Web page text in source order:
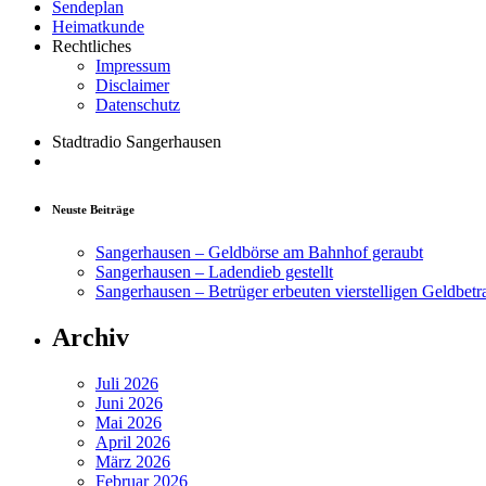
Sendeplan
Heimatkunde
Rechtliches
Impressum
Disclaimer
Datenschutz
Stadtradio Sangerhausen
Neuste Beiträge
Sangerhausen – Geldbörse am Bahnhof geraubt
Sangerhausen – Ladendieb gestellt
Sangerhausen – Betrüger erbeuten vierstelligen
Archiv
Juli 2026
Juni 2026
Mai 2026
April 2026
März 2026
Februar 2026